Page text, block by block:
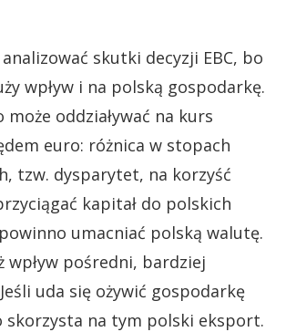
skutki decyzji EBC, bo
wpływ i na polską gospodarkę.
może oddziaływać na kurs
euro: różnica w stopach
tzw. dysparytet, na korzyść
kapitał do polskich
umacniać polską walutę.
wpływ pośredni, bardziej
uda się ożywić gospodarkę
skorzysta na tym polski eksport.